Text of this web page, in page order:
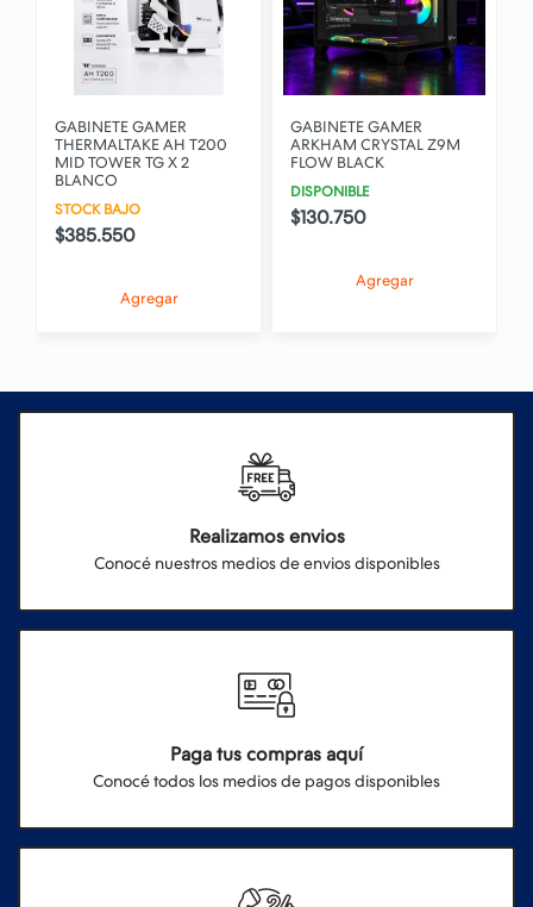
GABINETE GAMER
THERMALTAKE AH T200
MID TOWER TG X 2
BLANCO
STOCK BAJO
$385.550
Agregar
GABINETE GAMER
ARKHAM CRYSTAL Z9M
FLOW BLACK
DISPONIBLE
$130.750
Agregar
Realizamos envios
Conocé nuestros medios de envios disponibles
Paga tus compras aquí
Conocé todos los medios de pagos disponibles